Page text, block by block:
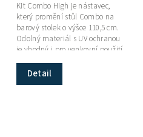
Detail
Kit Combo High je nástavec,
který promění stůl Combo na
barový stolek o výšce 110,5 cm.
Odolný materiál s UV ochranou
je vhodný i pro venkovní použití.